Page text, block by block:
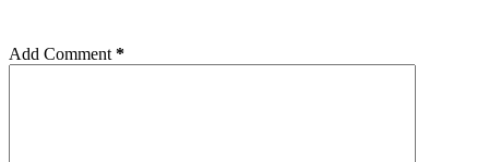
Add Comment *